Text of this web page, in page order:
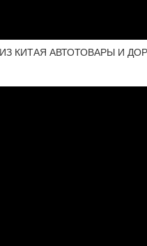
КИТАЯ АВТОТОВАРЫ И